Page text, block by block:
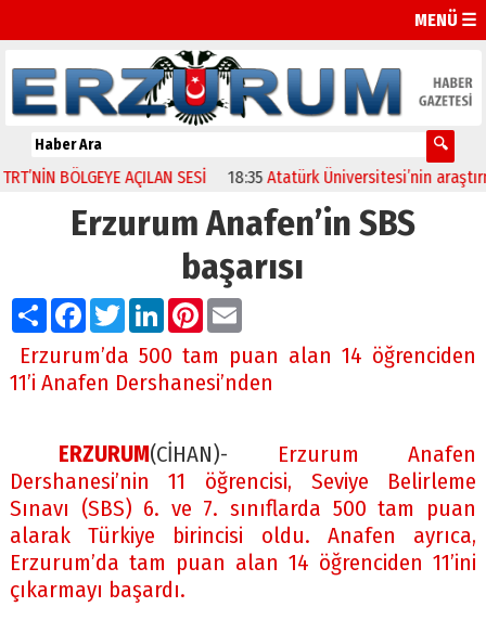
MENÜ ☰
BÖLGEYE AÇILAN SESİ 18:35 Atatürk Üniversitesi’nin araştırma
Erzurum Anafen’in SBS
başarısı
PaylaşFacebook
TwitterLinkedIn
Pinterest
Email
Erzurum’da 500 tam puan alan 14 öğrenciden
11’i Anafen Dershanesi’nden
ERZURUM(CİHAN)- Erzurum Anafen
Dershanesi’nin 11 öğrencisi, Seviye Belirleme
Sınavı (SBS) 6. ve 7. sınıflarda 500 tam puan
alarak Türkiye birincisi oldu. Anafen ayrıca,
Erzurum’da tam puan alan 14 öğrenciden 11’ini
çıkarmayı başardı.